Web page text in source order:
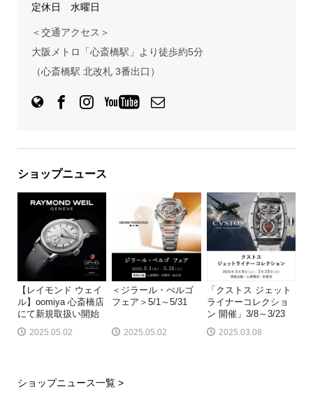
定休日 水曜日
＜交通アクセス＞
大阪メトロ「心斎橋駅」より徒歩約5分
（心斎橋駅 北改札 3番出口）
ショップニュース
【レイモンド ウェイ
ル】oomiya 心斎橋店
にて新規取扱い開始
2025.05.02
＜ジラール・ぺルゴ
フェア＞5/1～5/31
2025.05.02
「クストス ジェット
ライナーコレクショ
ン 開催」3/8～3/23
2025.03.08
ショップニュース一覧 >